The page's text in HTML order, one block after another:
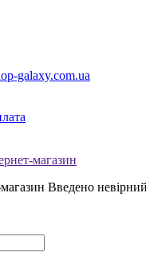
galaxy.com.ua
магазин
Введено